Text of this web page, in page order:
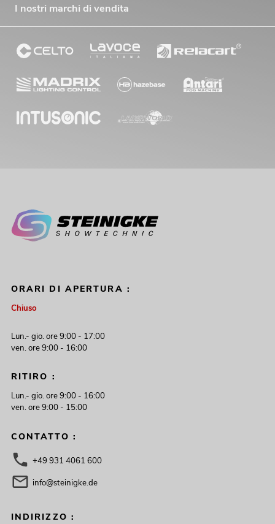
I nostri marchi di vendita
ORARI DI APERTURA :
Chiuso
Lun.- gio. ore 9:00 - 17:00
ven. ore 9:00 - 16:00
RITIRO :
Lun.- gio. ore 9:00 - 16:00
ven. ore 9:00 - 15:00
CONTATTO :
+49 931 4061 600
info@steinigke.de
INDIRIZZO :